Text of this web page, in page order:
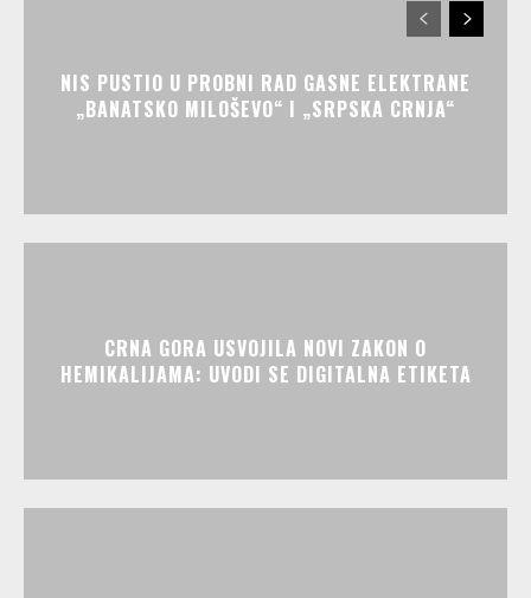
NIS PUSTIO U PROBNI RAD GASNE ELEKTRANE
„BANATSKO MILOŠEVO“ I „SRPSKA CRNJA“
CRNA GORA USVOJILA NOVI ZAKON O
HEMIKALIJAMA: UVODI SE DIGITALNA ETIKETA